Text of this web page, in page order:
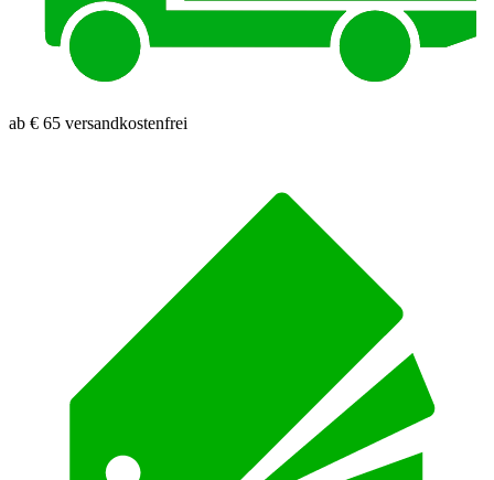
ab € 65 versandkostenfrei